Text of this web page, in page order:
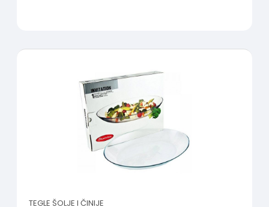
TEGLE ŠOLJE I ČINIJE